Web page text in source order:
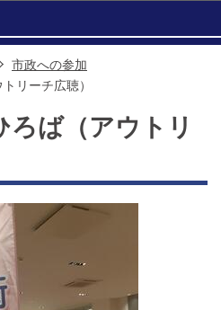
市政への参加
リーチ広聴）
ろば（アウトリ